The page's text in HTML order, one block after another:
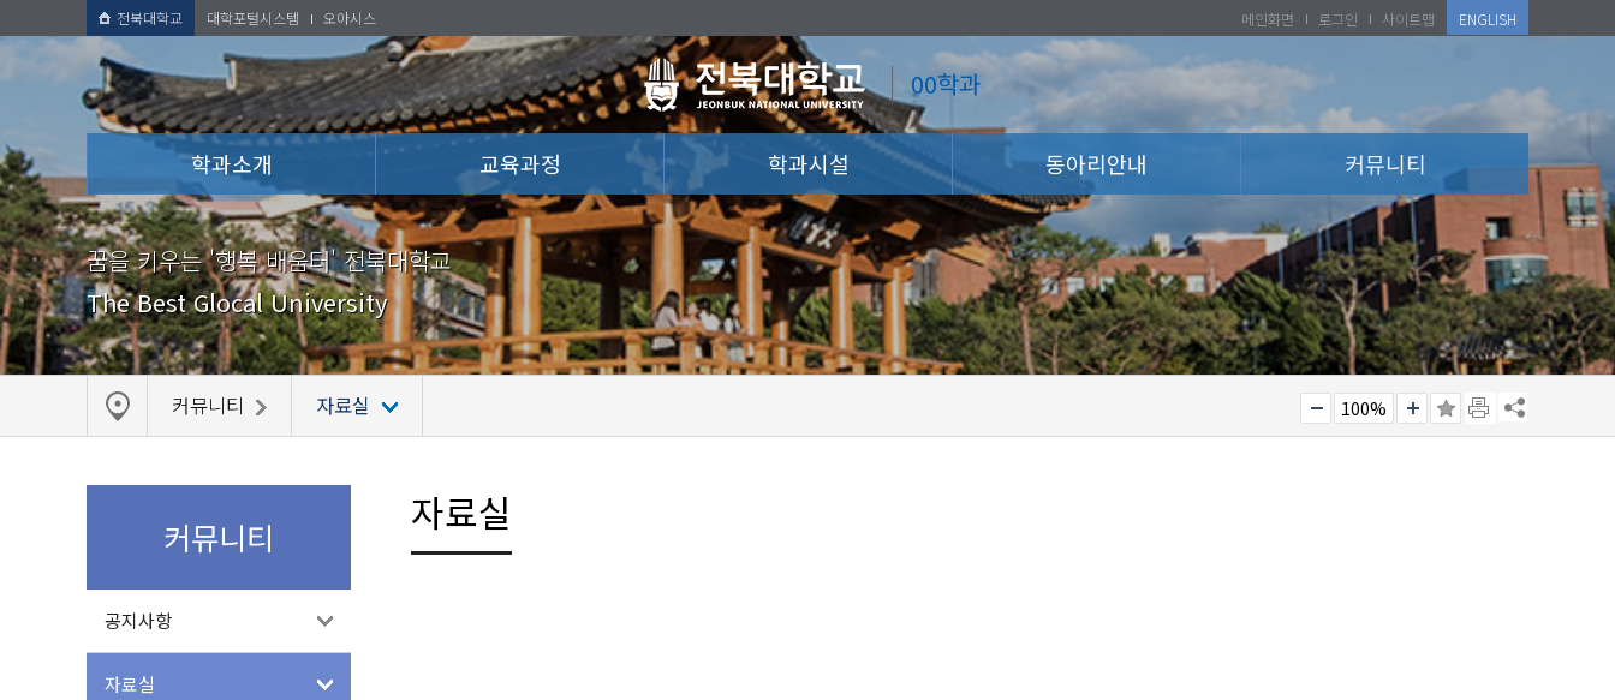
전북대학교 대학포털시스템 오아시스
00학과
메인화면 로그인 사이트맵 ENGLISH
학과소개 교육과정 학과시설 동아리안내 커뮤니티
꿈을 키우는 '행복 배움터' 전북대학교
The Best Glocal University
커뮤니티 자료실 100%
커뮤니티
공지사항
자료실
자료실